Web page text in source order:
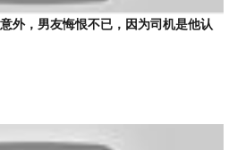
外，男友悔恨不已，因为司机是他认